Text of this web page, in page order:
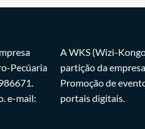
Pecúaria
e-mail:
A WKS (Wizi-
partição da
Promoção de
portais digitais.